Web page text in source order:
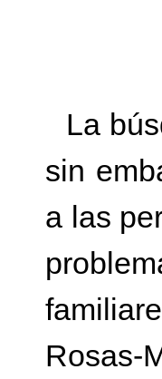
La
sin
a las
Rosas-